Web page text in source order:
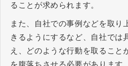
ることが求められます。
また、自社での事例などを取り
きるようにするなど、自社では
え、どのような行動を取ること
を腹落ちさせる必要があります。